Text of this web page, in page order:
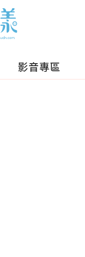
影音專區